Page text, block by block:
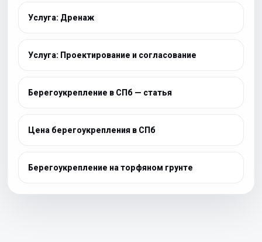
Услуга: Дренаж
Услуга: Проектирование и согласование
Берегоукрепление в СПб — статья
Цена берегоукрепления в СПб
Берегоукрепление на торфяном грунте